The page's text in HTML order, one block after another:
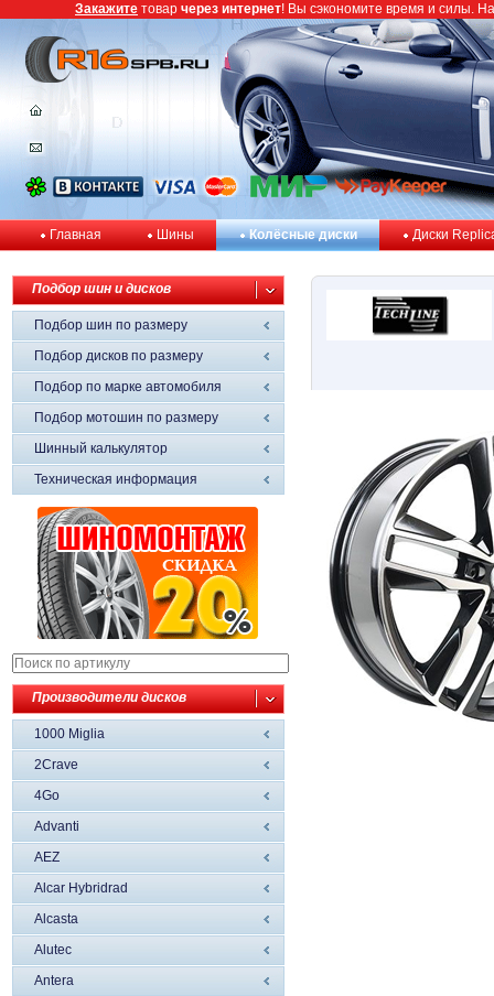
Главная Шины Колёсные диски Диски
Подбор шин и дисков
Подбор шин по размеру
Подбор дисков по размеру
Подбор по марке автомобиля
Подбор мотошин по размеру
Шинный калькулятор
Техническая информация
Производители дисков
1000 Miglia
2Crave
4Go
Advanti
AEZ
Alcar Hybridrad
Alcasta
Alutec
Antera
Закажите товар через интернет! Вы сэкономите время и силы.